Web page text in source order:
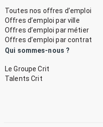
Toutes nos offres d’emploi
Offres d’emploi par ville
Offres d’emploi par métier
Offres d’emploi par contrat
Qui sommes-nous ?
Le Groupe Crit
Talents Crit